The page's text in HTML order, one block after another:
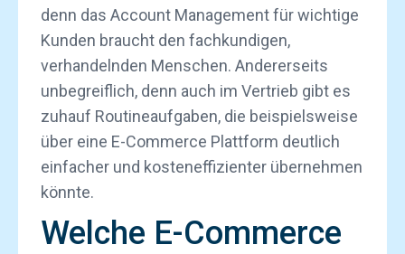
denn das Account Management für wichtige
Kunden braucht den fachkundigen,
verhandelnden Menschen. Andererseits
unbegreiflich, denn auch im Vertrieb gibt es
zuhauf Routineaufgaben, die beispielsweise
über eine E-Commerce Plattform deutlich
einfacher und kosteneffizienter übernehmen
könnte.
Welche E-Commerce